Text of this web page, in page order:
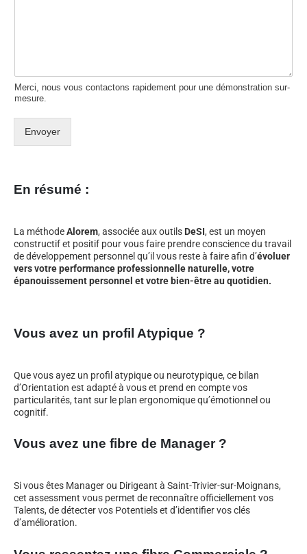
Merci, nous vous contactons rapidement pour une démonstration sur-
mesure.
Envoyer
En résumé :
La méthodeAlorem, associée aux outils DeSI, est un moyen
constructif et positif pour vous faire prendre conscience du travail
de développement personnel qu’il vous reste à faire afin d’évoluer
vers votre performance professionnelle naturelle, votre
épanouissement personnel et votre bien-être au quotidien.
Vous avez un profil Atypique ?
Que vous ayez un profil atypique ou neurotypique, ce bilan
d’Orientation est adapté à vous et prend en compte vos
particularités, tant sur le plan ergonomique qu’émotionnel ou
cognitif.
Vous avez une fibre de Manager ?
Si vous êtes Manager ou Dirigeant à Saint-Trivier-sur-Moignans,
cet assessment vous permet de reconnaître officiellement vos
Talents, de détecter vos Potentiels et d’identifier vos clés
d’amélioration.